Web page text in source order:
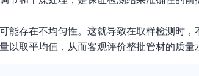
能存在不均匀性。这就导致在取样检测时
取平均值，从而客观评价整批管材的质量